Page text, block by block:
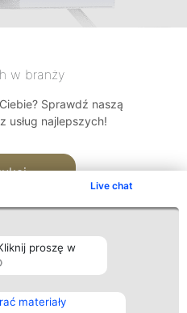
Live chat
proszę w
materiały
w branży
Sprawdź naszą
usług najlepszych!
Blog
Articles
Kontakt